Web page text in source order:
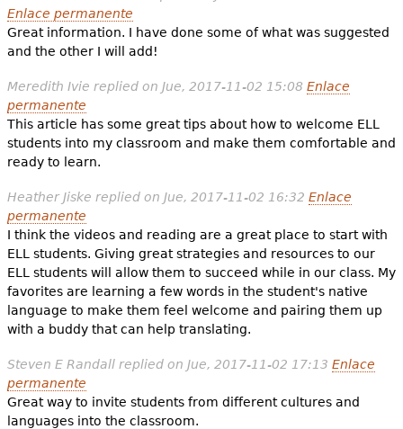
Enlace permanente
Great information. I have done some of what was suggested
and the other I will add!
Meredith Ivie replied on Jue, 2017-11-02 15:08 Enlace
permanente
This article has some great tips about how to welcome ELL
students into my classroom and make them comfortable and
ready to learn.
Heather Jiske replied on Jue, 2017-11-02 16:32 Enlace
permanente
I think the videos and reading are a great place to start with
ELL students. Giving great strategies and resources to our
ELL students will allow them to succeed while in our class. My
favorites are learning a few words in the student's native
language to make them feel welcome and pairing them up
with a buddy that can help translating.
Steven E Randallreplied on Jue, 2017-11-02 17:13 Enlace
permanente
Great way to invite students from different cultures and
languages into the classroom.